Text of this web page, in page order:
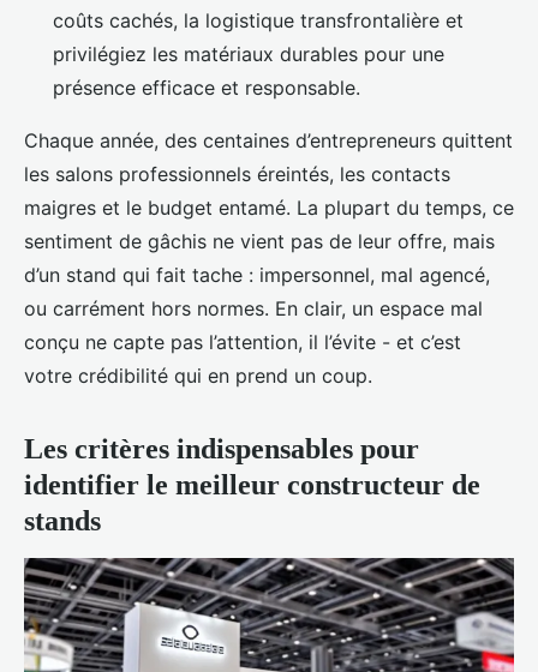
coûts cachés, la logistique transfrontalière et
privilégiez les matériaux durables pour une
présence efficace et responsable.
Chaque année, des centaines d’entrepreneurs quittent
les salons professionnels éreintés, les contacts
maigres et le budget entamé. La plupart du temps, ce
sentiment de gâchis ne vient pas de leur offre, mais
d’un stand qui fait tache : impersonnel, mal agencé,
ou carrément hors normes. En clair, un espace mal
conçu ne capte pas l’attention, il l’évite - et c’est
votre crédibilité qui en prend un coup.
Les critères indispensables pour
identifier le meilleur constructeur de
stands